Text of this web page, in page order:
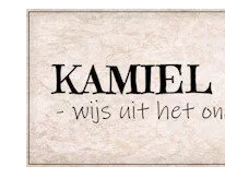
Skip
content